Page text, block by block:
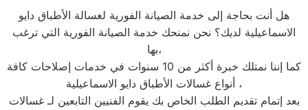
هل أنت بحاجة إلى خدمة الصيانة الفورية لغسالة الأطباق دايو
الاسماعيلية لديك؟ نحن نمنحك خدمة الصيانة الفورية التي ترغب
بها،
كما إننا نمتلك خبرة أكثر من 10 سنوات في خدمات إصلاحات كافة
أنواع غسالات الأطباق دايو الاسماعيلية ،
بعد إتمام تقديم الطلب الخاص بك يقوم الفنيين التابعين لـ غسالات